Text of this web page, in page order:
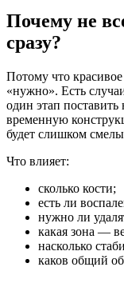
Почему не
сразу?
Потому что
«нужно». Есть
один этап поставить
временную
будет слишком
Что влияет:
сколько кости;
есть ли
нужно ли
какая зона —
насколько
каков общий